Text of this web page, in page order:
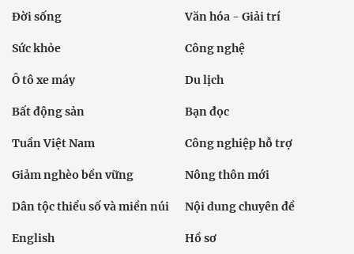
Đời sống Văn hóa - Giải trí
Sức khỏe Công nghệ
Ô tô xe máy Du lịch
Bất động sản Bạn đọc
Tuần Việt Nam Công nghiệp hỗ trợ
Giảm nghèo bền vững Nông thôn mới
Dân tộc thiểu số và miền núi Nội dung chuyên đề
English Hồ sơ